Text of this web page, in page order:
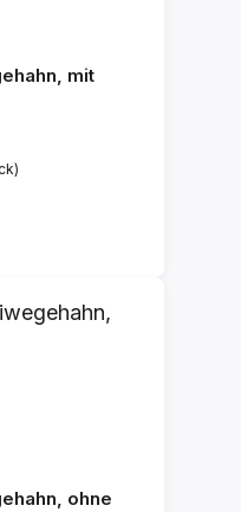
mit
ohne